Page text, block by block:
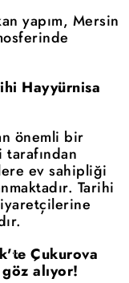
yapım, Mersin
Hayyürnisa
önemli bir
tarafından
ev sahipliği
Tarihi
Çukurova
alıyor!